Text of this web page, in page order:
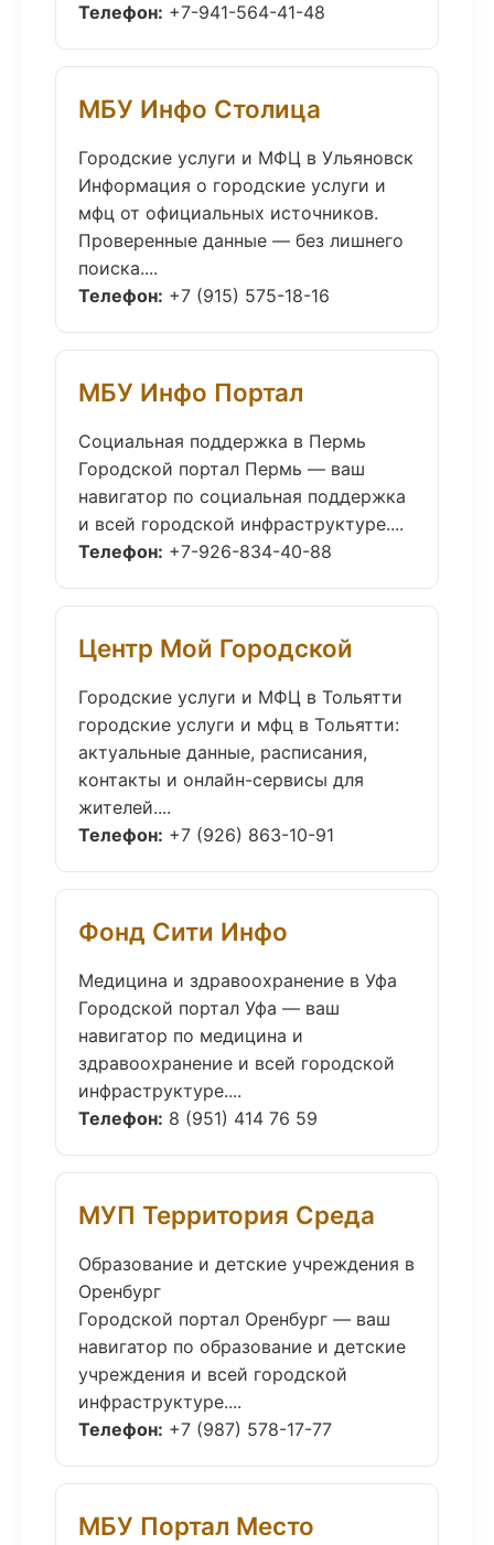
Телефон: +7-941-564-41-48
МБУ Инфо Столица
Городские услуги и МФЦ в Ульяновск
Информация о городские услуги и
мфц от официальных источников.
Проверенные данные — без лишнего
поиска....
Телефон: +7 (915) 575-18-16
МБУ Инфо Портал
Социальная поддержка в Пермь
Городской портал Пермь — ваш
навигатор по социальная поддержка
и всей городской инфраструктуре....
Телефон: +7-926-834-40-88
Центр Мой Городской
Городские услуги и МФЦ в Тольятти
городские услуги и мфц в Тольятти:
актуальные данные, расписания,
контакты и онлайн-сервисы для
жителей....
Телефон: +7 (926) 863-10-91
Фонд Сити Инфо
Медицина и здравоохранение в Уфа
Городской портал Уфа — ваш
навигатор по медицина и
здравоохранение и всей городской
инфраструктуре....
Телефон: 8 (951) 414 76 59
МУП Территория Среда
Образование и детские учреждения в
Оренбург
Городской портал Оренбург — ваш
навигатор по образование и детские
учреждения и всей городской
инфраструктуре....
Телефон: +7 (987) 578-17-77
МБУ Портал Место